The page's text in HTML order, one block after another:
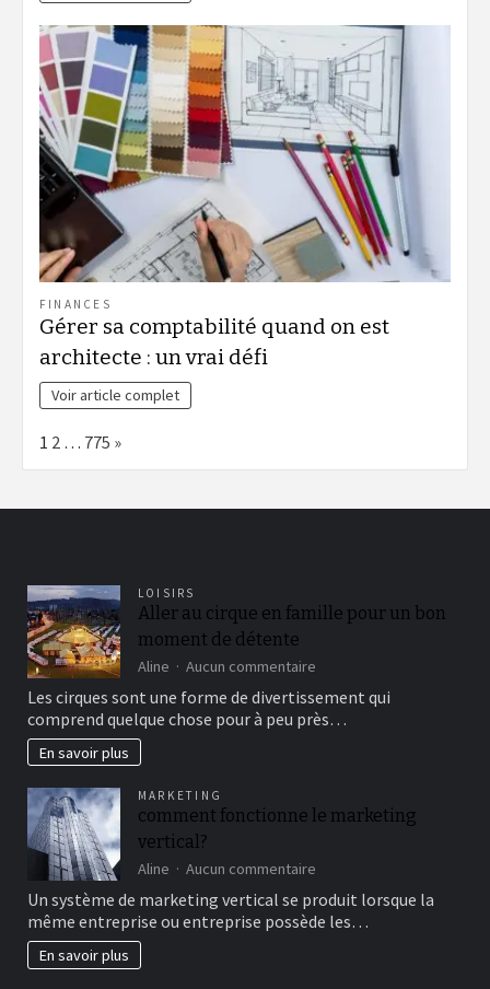
FINANCES
Gérer sa comptabilité quand on est
architecte : un vrai défi
Voir article complet
Page:
1 2 … 775 Next
»
LOISIRS
Aller au cirque en famille pour un bon
moment de détente
Aline Aucun commentaire
au
cirque
bon
Les cirques sont une forme de divertissement qui
comprend quelque chose pour à peu près…
En savoir plus
MARKETING
comment fonctionne le marketing
vertical?
Aline Aucun commentaire
fonctionne
le
Un système de marketing vertical se produit lorsque la
même entreprise ou entreprise possède les…
En savoir plus